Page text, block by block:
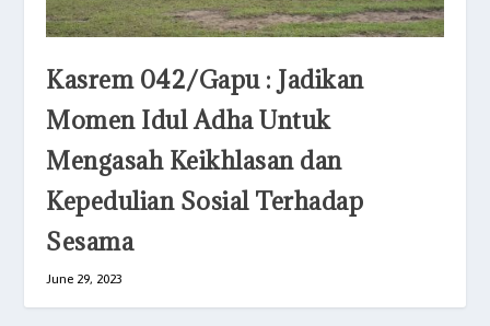
Kasrem 042/Gapu : Jadikan
Momen Idul Adha Untuk
Mengasah Keikhlasan dan
Kepedulian Sosial Terhadap
Sesama
June 29, 2023